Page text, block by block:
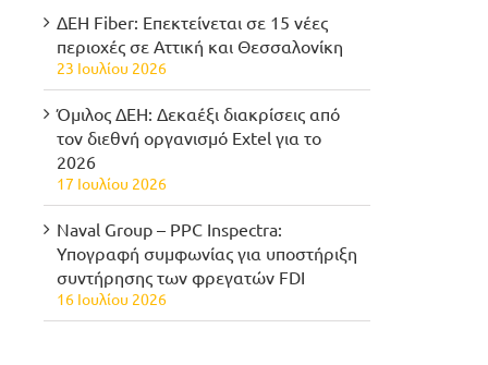
ΔΕΗ Fiber: Επεκτείνεται σε 15 νέες
περιοχές σε Αττική και Θεσσαλονίκη
23 Ιουλίου 2026
Όμιλος ΔΕΗ: Δεκαέξι διακρίσεις από
τον διεθνή οργανισμό Extel για το
2026
17 Ιουλίου 2026
Naval Group – PPC Inspectra:
Υπογραφή συμφωνίας για υποστήριξη
συντήρησης των φρεγατών FDI
16 Ιουλίου 2026